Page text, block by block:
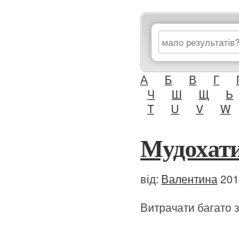
А Б В Г
Ч
Ш Щ Ь
T
U V W
від: Валентина
Витрачати багато